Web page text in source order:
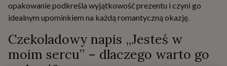
opakowanie podkreśla wyjątkowość prezentu i czyni go
idealnym upominkiem na każdą romantyczną okazję.
Czekoladowy napis „Jesteś w
moim sercu” – dlaczego warto go